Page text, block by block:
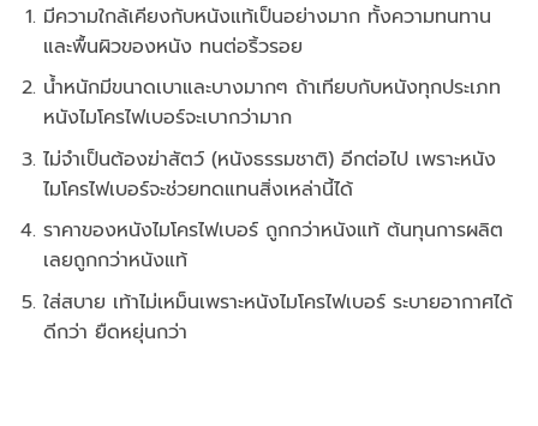
มีความใกล้เคียงกับหนังแท้เป็นอย่างมาก ทั้งความทนทาน
และพื้นผิวของหนัง ทนต่อริ้วรอย
น้ำหนักมีขนาดเบาและบางมากๆ ถ้าเทียบกับหนังทุกประเภท
หนังไมโครไฟเบอร์จะเบากว่ามาก
ไม่จำเป็นต้องฆ่าสัตว์ (หนังธรรมชาติ) อีกต่อไป เพราะหนัง
ไมโครไฟเบอร์จะช่วยทดแทนสิ่งเหล่านี้ได้
ราคาของหนังไมโครไฟเบอร์ ถูกกว่าหนังแท้ ต้นทุนการผลิต
เลยถูกกว่าหนังแท้
ใส่สบาย เท้าไม่เหม็นเพราะหนังไมโครไฟเบอร์ ระบายอากาศได้
ดีกว่า ยืดหยุ่นกว่า